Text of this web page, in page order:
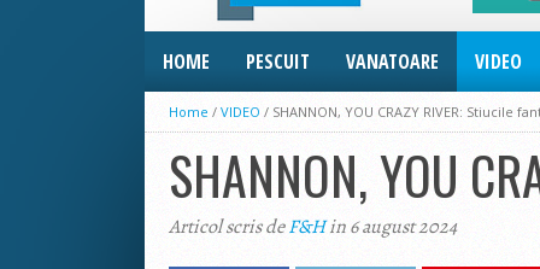
HOME PESCUIT VANATOARE VIDEO
Home / VIDEO / SHANNON, YOU CRAZY RIVER: Stiucile
SHANNON, YOU
Articol scris deF&Hin 6 august 2024